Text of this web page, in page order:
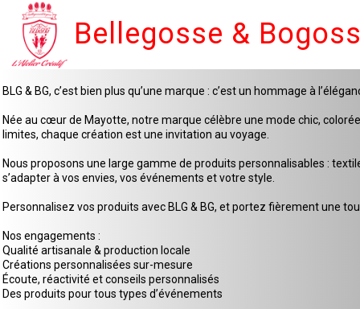
Bellegosse &
BLG & BG, c’est bien plus qu’une marque : c’est un hommage à
Née au cœur de Mayotte, notre marque célèbre une mode chic,
limites, chaque création est une invitation au voyage.
Nous proposons une large gamme de produits personnalisables :
s’adapter à vos envies, vos événements et votre style.
Personnalisez vos produits avec BLG & BG, et portez fièrement une
Nos engagements :
Qualité artisanale & production locale
Créations personnalisées sur-mesure
Écoute, réactivité et conseils personnalisés
Des produits pour tous types d’événements